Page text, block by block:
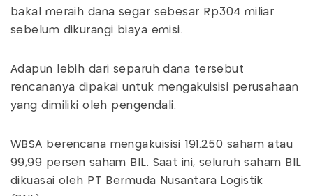
bakal meraih dana segar sebesar Rp304 miliar
sebelum dikurangi biaya emisi.
Adapun lebih dari separuh dana tersebut
rencananya dipakai untuk mengakuisisi perusahaan
yang dimiliki oleh pengendali.
WBSA berencana mengakuisisi 191.250 saham atau
99,99 persen saham BIL. Saat ini, seluruh saham BIL
dikuasai oleh PT Bermuda Nusantara Logistik